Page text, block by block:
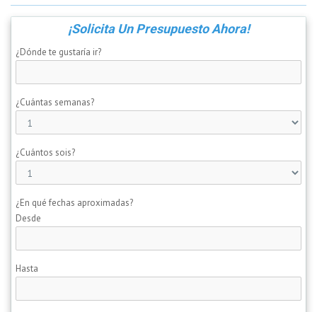
¡Solicita Un Presupuesto Ahora!
¿Dónde te gustaría ir?
¿Cuántas semanas?
¿Cuántos sois?
¿En qué fechas aproximadas?
Desde
Hasta